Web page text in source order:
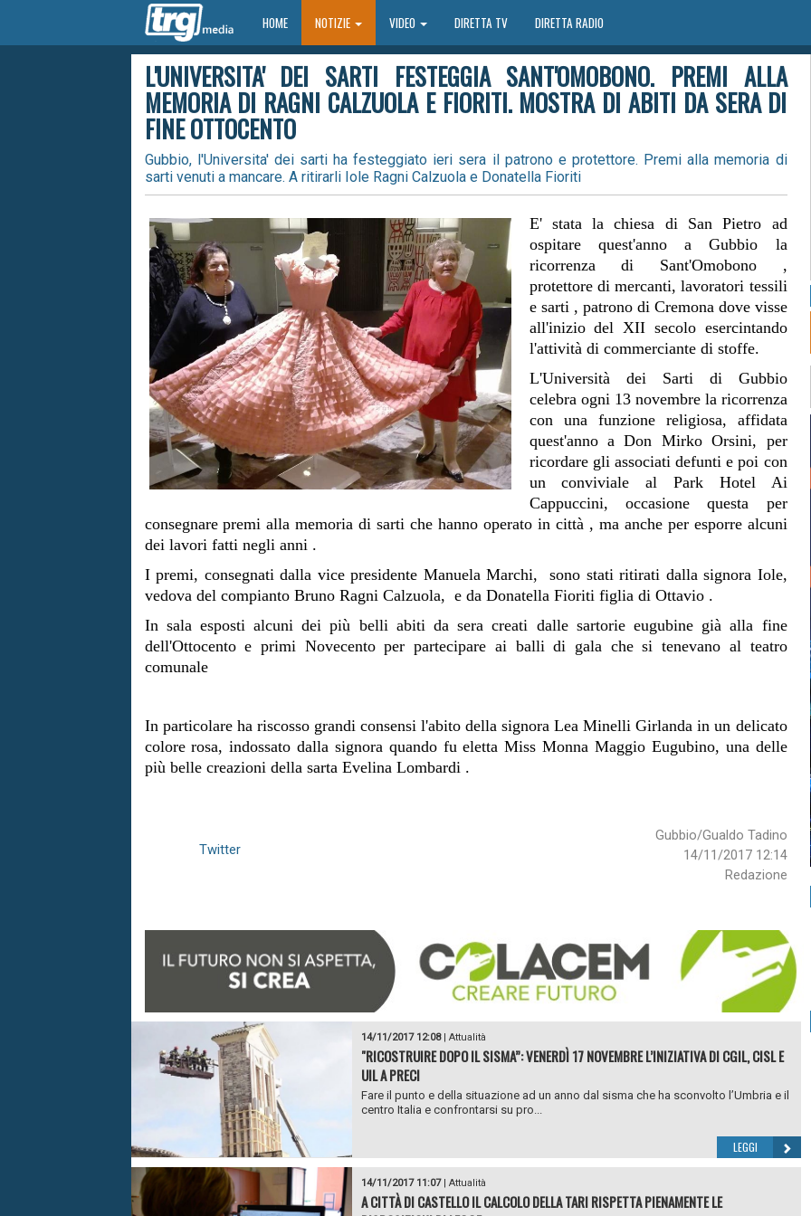
HOMEHOME NOTIZIE VIDEO DIRETTA TV DIRETTA RADIO
L'UNIVERSITA' DEI SARTI FESTEGGIA SANT'OMOBONO. PREMI ALLA
MEMORIA DI RAGNI CALZUOLA E FIORITI. MOSTRA DI ABITI DA SERA DI
FINE OTTOCENTO
Gubbio, l'Universita' dei sarti ha festeggiato ieri sera il patrono e protettore. Premi alla memoria di
sarti venuti a mancare. A ritirarli Iole Ragni Calzuola e Donatella Fioriti
E' stata la chiesa di San Pietro ad
ospitare quest'anno a Gubbio la
ricorrenza di Sant'Omobono ,
protettore di mercanti, lavoratori tessili
e sarti , patrono di Cremona dove visse
all'inizio del XII secolo esercintando
l'attività di commerciante di stoffe.
L'Università dei Sarti di Gubbio
celebra ogni 13 novembre la ricorrenza
con una funzione religiosa, affidata
quest'anno a Don Mirko Orsini, per
ricordare gli associati defunti e poi con
un conviviale al Park Hotel Ai
Cappuccini, occasione questa per
consegnare premi alla memoria di sarti che hanno operato in città , ma anche per esporre alcuni
dei lavori fatti negli anni .
I premi, consegnati dalla vice presidente Manuela Marchi, sono stati ritirati dalla signora Iole,
vedova del compianto Bruno Ragni Calzuola, e da Donatella Fioriti figlia di Ottavio .
In sala esposti alcuni dei più belli abiti da sera creati dalle sartorie eugubine già alla fine
dell'Ottocento e primi Novecento per partecipare ai balli di gala che si tenevano al teatro
comunale
In particolare ha riscosso grandi consensi l'abito della signora Lea Minelli Girlanda in un delicato
colore rosa, indossato dalla signora quando fu eletta Miss Monna Maggio Eugubino, una delle
più belle creazioni della sarta Evelina Lombardi .
Gubbio/Gualdo Tadino
14/11/2017 12:14
Redazione
Twitter
14/11/2017 12:08| Attualità
"RICOSTRUIRE DOPO IL SISMA”: VENERDÌ 17 NOVEMBRE L’INIZIATIVA DI CGIL, CISL E
UIL A PRECI
Fare il punto e della situazione ad un anno dal sisma che ha sconvolto l’Umbria e il
centro Italia e confrontarsi su pro...
LEGGI
14/11/2017 11:07| Attualità
A CITTÀ DI CASTELLO IL CALCOLO DELLA TARI RISPETTA PIENAMENTE LE